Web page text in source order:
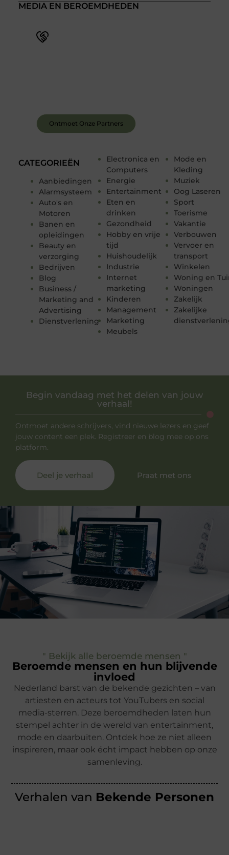
CATEGORIEËN
Aanbiedingen
Alarmsysteem
Auto's en
Motoren
Banen en
opleidingen
Beauty en
verzorging
Bedrijven
Blog
Business /
Marketing and
Advertising
Dienstverlening
Electronica en
Computers
Energie
Entertainment
Eten en
drinken
Gezondheid
Hobby en vrije
tijd
Huishoudelijk
Industrie
Internet
marketing
Kinderen
Management
Marketing
Meubels
Mode en
Kleding
Muziek
Oog Laseren
Sport
Toerisme
Vakantie
Verbouwen
Vervoer en
transport
Winkelen
Woning en
Woningen
Zakelijk
Zakelijke
MEDIA EN BEROEMDHEDEN
Ontmoet Onze Partners
Begin vandaag met het delen van jouw
verhaal!
Ontmoet andere schrijvers, vind nieuwe lezers en geef
jouw content een plek. Registreer en blog mee op ons
platform.
Deel je verhaal Praat met ons
" Bekijk alle beroemde mensen "
Beroemde mensen en hun blijvende
invloed
Nederland barst van de bekende gezichten – van
artiesten en acteurs tot YouTubers en social
media-sterren. Deze beroemdheden laten hun
stempel achter in de wereld van entertainment,
mode en daarbuiten. Ontdek hoe ze niet alleen
inspireren, maar ook écht impact hebben op onze
samenleving.
Verhalen van Bekende Personen